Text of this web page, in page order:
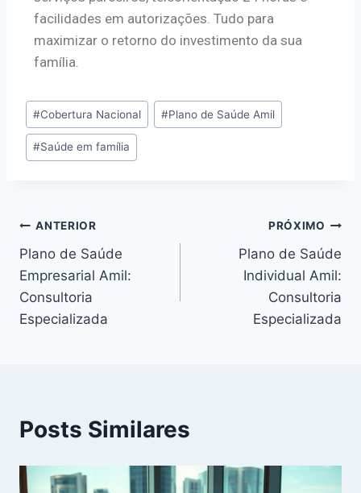
facilidades em autorizações. Tudo para
maximizar o retorno do investimento da sua
família.
#Cobertura Nacional #Plano de Saúde Amil
#Saúde em família
ANTERIOR
Plano de Saúde
Empresarial Amil:
Consultoria
Especializada
PRÓXIMO
Plano de Saúde
Individual Amil:
Consultoria
Especializada
Posts Similares